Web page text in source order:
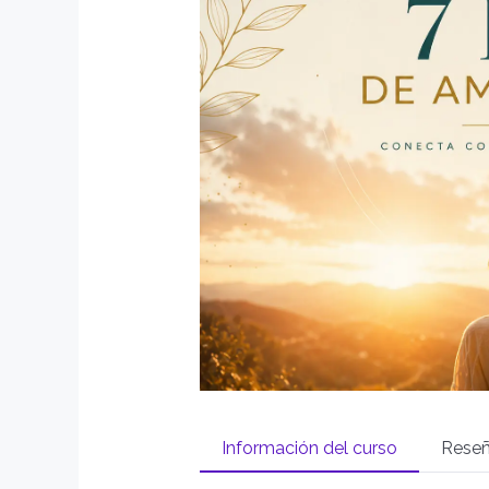
Información del curso